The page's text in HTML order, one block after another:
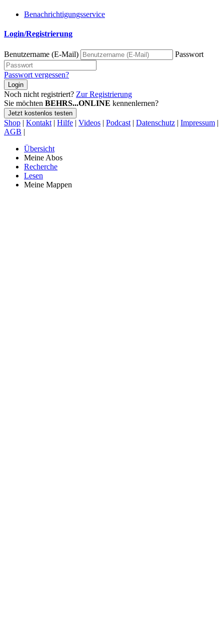
Benachrichtigungsservice
Login/Registrierung
Benutzername (E-Mail) Passwort
Passwort vergessen?
Login
Noch nicht registriert? Zur Registrierung
Sie möchten BEHRS...ONLINE kennenlernen?
Jetzt kostenlos testen
Shop | Kontakt | Hilfe | Videos | Podcast | Datenschutz | Impressum |
AGB |
Übersicht
Meine Abos
Recherche
Lesen
Meine Mappen